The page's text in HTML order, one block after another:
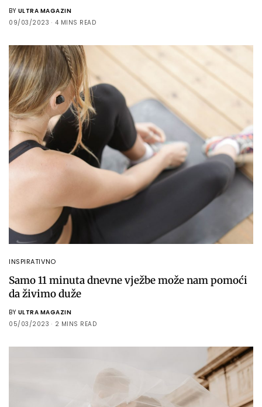
BY ULTRA MAGAZIN
09/03/2023
4 MINS READ
INSPIRATIVNO
Samo 11 minuta dnevne vježbe može nam pomoći
da živimo duže
BY ULTRA MAGAZIN
05/03/2023
2 MINS READ